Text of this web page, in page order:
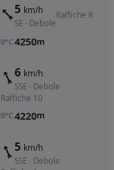
5 km/h
SE · Debole
Raffiche 8
0°C 4250m
6 km/h
SSE · Debole
Raffiche 10
0°C 4220m
5 km/h
SSE · Debole